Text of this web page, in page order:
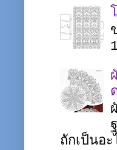
ถักเป็นอ